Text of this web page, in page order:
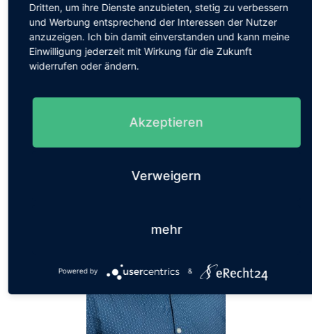
Check-UP im landwirtschaftlichen Bereich
+49 (0) 531-22096-0
bertram@bub-umwelt.de
Dritten, um ihre Dienste anzubieten, stetig zu verbessern
und Werbung entsprechend der Interessen der Nutzer
anzuzeigen. Ich bin damit einverstanden und kann meine
Einwilligung jederzeit mit Wirkung für die Zukunft
widerrufen oder ändern.
Akzeptieren
Verweigern
mehr
Powered by &